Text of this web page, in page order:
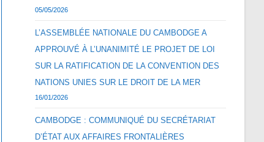
05/05/2026
L’ASSEMBLÉE NATIONALE DU CAMBODGE A
APPROUVÉ À L’UNANIMITÉ LE PROJET DE LOI
SUR LA RATIFICATION DE LA CONVENTION DES
NATIONS UNIES SUR LE DROIT DE LA MER
16/01/2026
CAMBODGE : COMMUNIQUÉ DU SECRÉTARIAT
D’ÉTAT AUX AFFAIRES FRONTALIÈRES